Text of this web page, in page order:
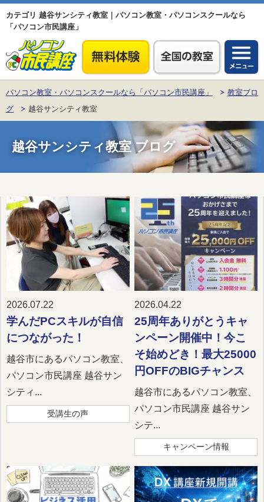
カテゴリ 越谷サンシティ教室｜パソコン教室・パソコンスクールなら
「パソコン市民講座」
パソコン教室・パソコンスクールなら「パソコン市民講座」
教室ブロ
グ
越谷サンシティ教室
越谷サンシティ教室ブログ
2026.07.22
学んだPCスキルが自信
につながった！
越谷市にあるパソコン教室、
パソコン市民講座 越谷サン
シティ...
受講生の声
2026.04.22
25周年ありがとうキャ
ンペーン開催中！今こ
そ始めどき！最大25000
円OFFのBIGチャンス
越谷市にあるパソコン教室、
パソコン市民講座 越谷サン
シテ...
キャンペーン情報